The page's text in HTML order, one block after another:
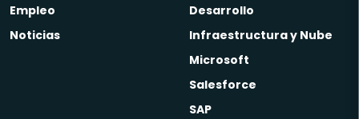
Empleo
Noticias
Desarrollo
Infraestructura y Nube
Microsoft
Salesforce
SAP